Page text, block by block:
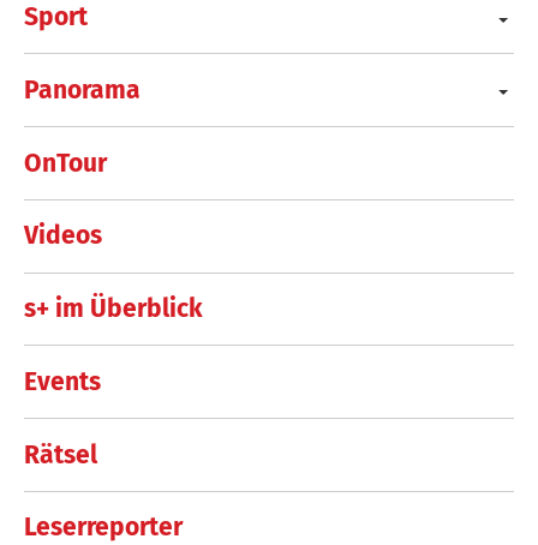
Sport
Panorama
OnTour
Videos
s+ im Überblick
Events
Rätsel
Leserreporter